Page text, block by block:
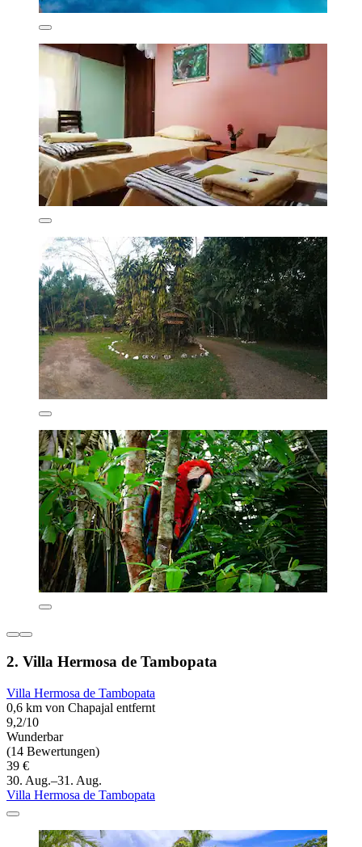
2. Villa Hermosa de Tambopata
Villa Hermosa de Tambopata
0,6 km von Chapajal entfernt
9,2/10
Wunderbar
(14 Bewertungen)
39 €
30. Aug.–31. Aug.
Villa Hermosa de Tambopata